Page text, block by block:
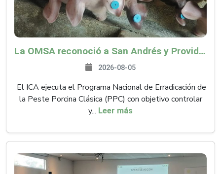
La OMSA reconoció a San Andrés y Providencia como zona libre de Peste Porcina Clásica (PPC)
2026-08-05
El ICA ejecuta el Programa Nacional de Erradicación de
la Peste Porcina Clásica (PPC) con objetivo controlar
y... Leer más